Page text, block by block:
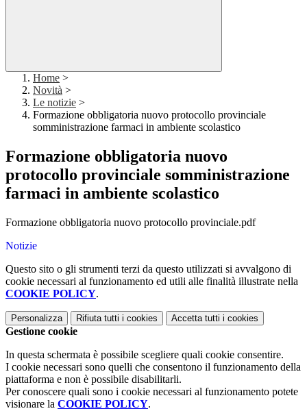
Home >
Novità >
Le notizie >
Formazione obbligatoria nuovo protocollo provinciale
somministrazione farmaci in ambiente scolastico
Formazione obbligatoria nuovo
protocollo provinciale somministrazione
farmaci in ambiente scolastico
Formazione obbligatoria nuovo protocollo provinciale.pdf
Notizie
Questo sito o gli strumenti terzi da questo utilizzati si avvalgono di
cookie necessari al funzionamento ed utili alle finalità illustrate nella
COOKIE POLICY.
Personalizza Rifiuta tutti i cookies Accetta tutti i cookies
Gestione cookie
In questa schermata è possibile scegliere quali cookie consentire.
I cookie necessari sono quelli che consentono il funzionamento della
piattaforma e non è possibile disabilitarli.
Per conoscere quali sono i cookie necessari al funzionamento potete
visionare la COOKIE POLICY.